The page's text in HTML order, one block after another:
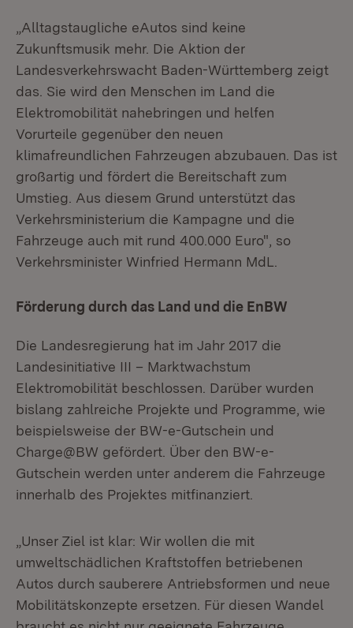
„Alltagstaugliche eAutos sind keine
Zukunftsmusik mehr. Die Aktion der
Landesverkehrswacht Baden-Württemberg zeigt
das. Sie wird den Menschen im Land die
Elektromobilität nahebringen und helfen
Vorurteile gegenüber den neuen
klimafreundlichen Fahrzeugen abzubauen. Das ist
großartig und fördert die Bereitschaft zum
Umstieg. Aus diesem Grund unterstützt das
Verkehrsministerium die Kampagne und die
Fahrzeuge auch mit rund 400.000 Euro", so
Verkehrsminister Winfried Hermann MdL.
Förderung durch das Land und die EnBW
Die Landesregierung hat im Jahr 2017 die
Landesinitiative III – Marktwachstum
Elektromobilität beschlossen. Darüber wurden
bislang zahlreiche Projekte und Programme, wie
beispielsweise der BW-e-Gutschein und
Charge@BW gefördert. Über den BW-e-
Gutschein werden unter anderem die Fahrzeuge
innerhalb des Projektes mitfinanziert.
„Unser Ziel ist klar: Wir wollen die mit
umweltschädlichen Kraftstoffen betriebenen
Autos durch sauberere Antriebsformen und neue
Mobilitätskonzepte ersetzen. Für diesen Wandel